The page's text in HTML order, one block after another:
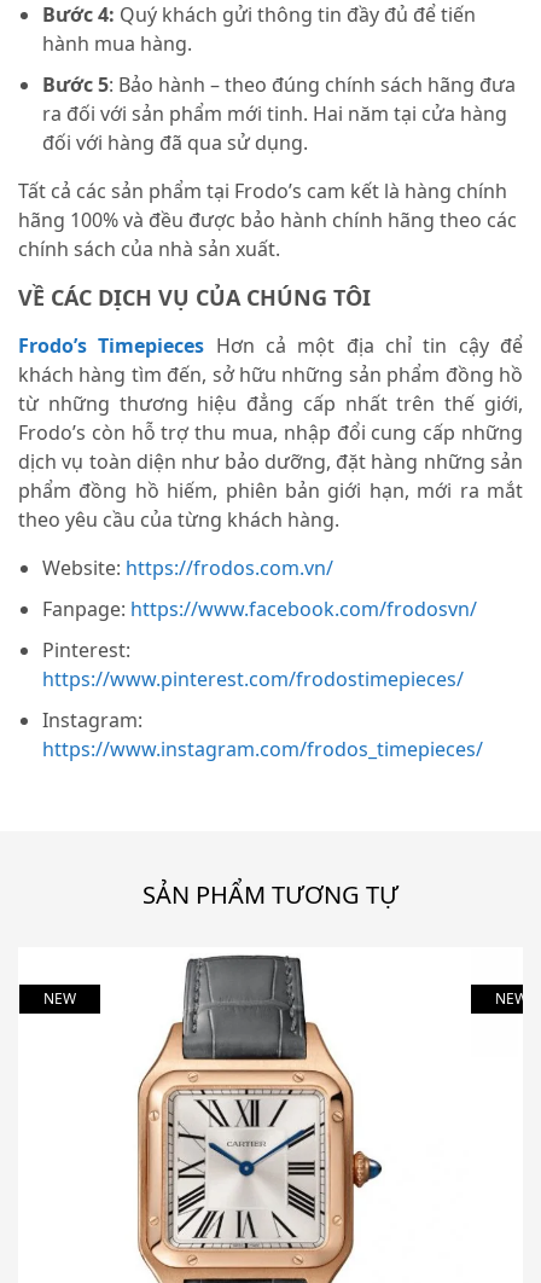
Bước 4: Quý khách gửi thông tin đầy đủ để tiến
hành mua hàng.
Bước 5: Bảo hành – theo đúng chính sách hãng đưa
ra đối với sản phẩm mới tinh. Hai năm tại cửa hàng
đối với hàng đã qua sử dụng.
Tất cả các sản phẩm tại Frodo’s cam kết là hàng chính
hãng 100% và đều được bảo hành chính hãng theo các
chính sách của nhà sản xuất.
VỀ CÁC DỊCH VỤ CỦA CHÚNG TÔI
Frodo’s Timepieces Hơn cả một địa chỉ tin cậy để
khách hàng tìm đến, sở hữu những sản phẩm đồng hồ
từ những thương hiệu đẳng cấp nhất trên thế giới,
Frodo’s còn hỗ trợ thu mua, nhập đổi cung cấp những
dịch vụ toàn diện như bảo dưỡng, đặt hàng những sản
phẩm đồng hồ hiếm, phiên bản giới hạn, mới ra mắt
theo yêu cầu của từng khách hàng.
Website: https://frodos.com.vn/
Fanpage: https://www.facebook.com/frodosvn/
Pinterest:
https://www.pinterest.com/frodostimepieces/
Instagram:
https://www.instagram.com/frodos_timepieces/
SẢN PHẨM TƯƠNG TỰ
NEW NEW